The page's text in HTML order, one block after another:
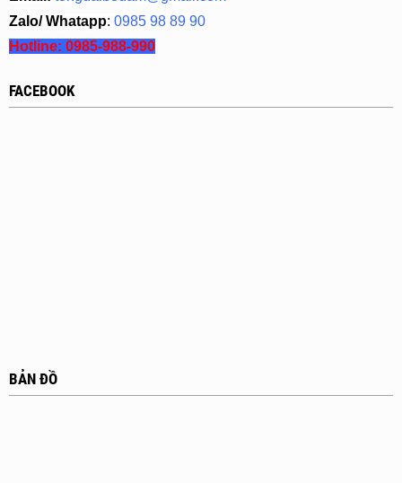
Zalo/ Whatapp: 0985 98 89 90
Hotline: 0985-988-990
FACEBOOK
BẢN ĐỒ